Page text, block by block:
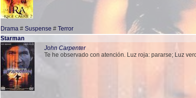
Drama # Suspense # Terror
Starman
John Carpenter
Te he observado con atención. Luz roja: pararse; Luz